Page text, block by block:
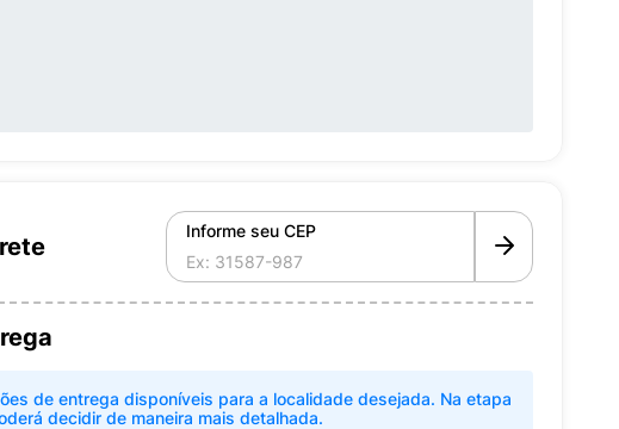
Informe seu CEP
de entrega disponíveis para a localidade desejada. Na etapa
decidir de maneira mais detalhada.